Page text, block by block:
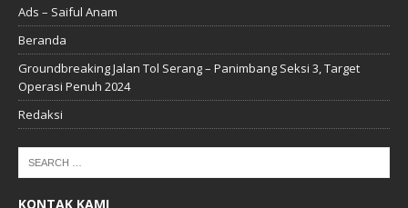
Ads – Saiful Anam
Beranda
Groundbreaking Jalan Tol Serang – Panimbang Seksi 3, Target
Operasi Penuh 2024
Redaksi
KONTAK KAMI